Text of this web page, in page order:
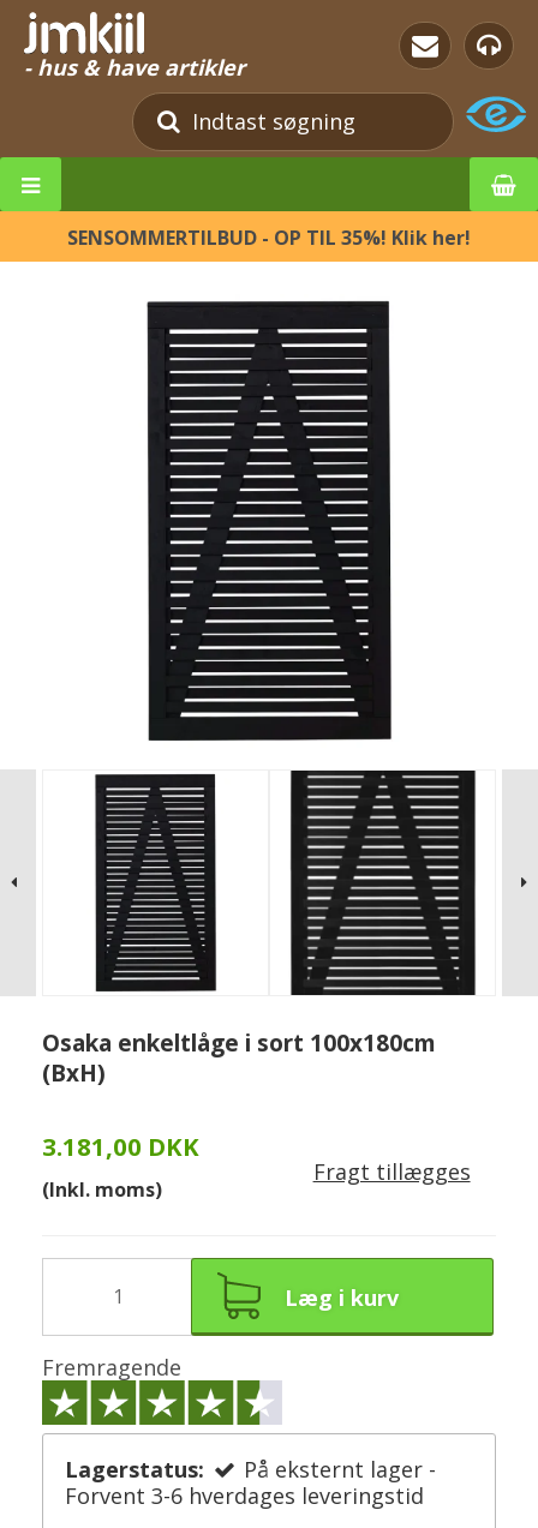
- hus & have artikler
SENSOMMERTILBUD - OP TIL 35%! Klik her!
Osaka enkeltlåge i sort 100x180cm
(BxH)
3.181,00 DKK
(Inkl. moms)
Fragt tillægges
Læg i kurv
Fremragende
Lagerstatus:
På eksternt lager -
Forvent 3-6 hverdages leveringstid